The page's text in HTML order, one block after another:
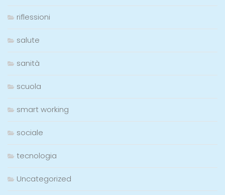
riflessioni
salute
sanità
scuola
smart working
sociale
tecnologia
Uncategorized